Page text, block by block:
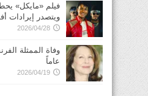
فيلم «مايكل»
ويتصدر إيرادات
2026/04/28
عاماً
2026/04/19